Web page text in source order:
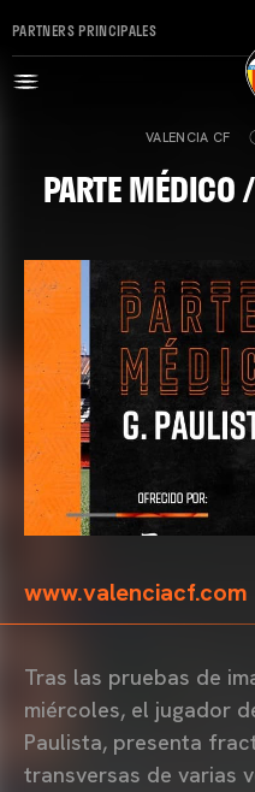
PARTNERS PRINCIPALES
VALENCIA CF
PARTE MÉDICO
www.valenciacf.com
Tras las pruebas de
miércoles, el jugador
Paulista, presenta
transversas de varias